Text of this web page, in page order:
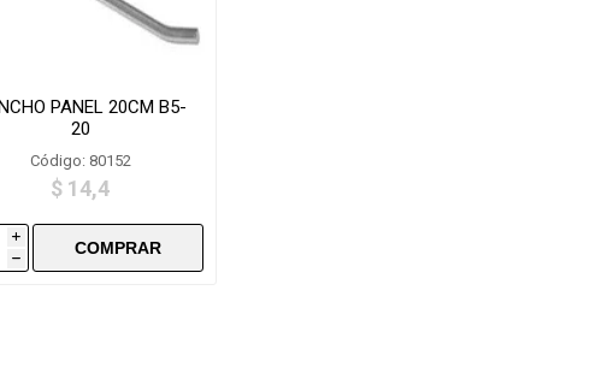
PANEL 20CM B5-
20
Código: 80152
$ 14,4
i
h